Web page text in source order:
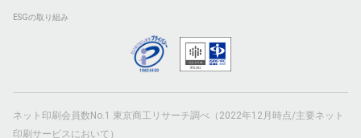
ESGの取り組み
ネット印刷会員数No.1 東京商工リサーチ調べ（2022年12月時点/主要ネット
印刷サービスにおいて）